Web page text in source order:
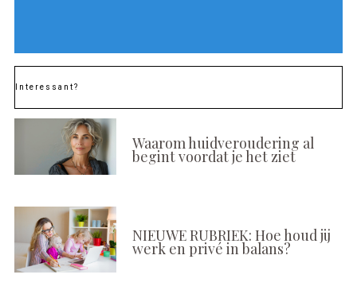
Interessant?
Waarom huidveroudering al
begint voordat je het ziet
NIEUWE RUBRIEK: Hoe houd jij
werk en privé in balans?